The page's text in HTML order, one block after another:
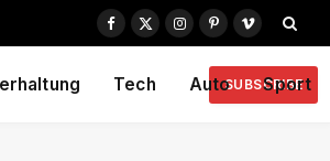
Facebook
X
Instagram
PinterestVimeo
Tech Auto Sport
SUBSCRIBE